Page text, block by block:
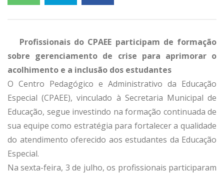
Profissionais do CPAEE participam de formação
sobre gerenciamento de crise para aprimorar o
acolhimento e a inclusão dos estudantes
O Centro Pedagógico e Administrativo da Educação
Especial (CPAEE), vinculado à Secretaria Municipal de
Educação, segue investindo na formação continuada de
sua equipe como estratégia para fortalecer a qualidade
do atendimento oferecido aos estudantes da Educação
Especial.
Na sexta-feira, 3 de julho, os profissionais participaram